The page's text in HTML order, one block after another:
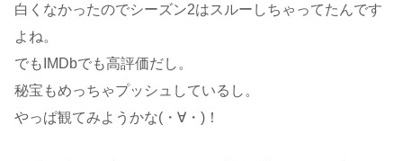
白くなかったのでシーズン2はスルーしちゃってたんです
よね。
でもIMDbでも高評価だし。
秘宝もめっちゃプッシュしているし。
やっぱ観てみようかな(・∀・)！